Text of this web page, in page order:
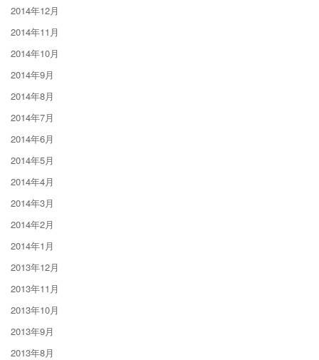
2014年12月
2014年11月
2014年10月
2014年9月
2014年8月
2014年7月
2014年6月
2014年5月
2014年4月
2014年3月
2014年2月
2014年1月
2013年12月
2013年11月
2013年10月
2013年9月
2013年8月